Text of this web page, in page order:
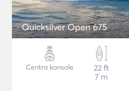
Quicksilver Open 675
Centra konsole
22 ft
7 m